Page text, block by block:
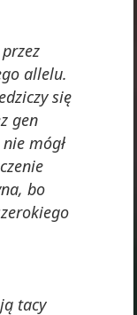
allelu.
się
gen
mógł
bo
tacy